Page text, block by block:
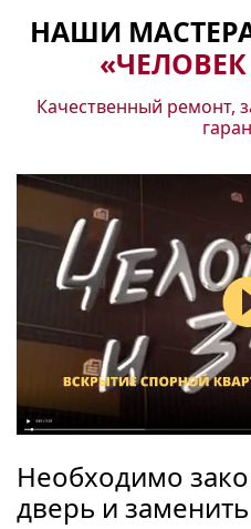
НАШИ
Качественный ремонт,
Необходимо
дверь и